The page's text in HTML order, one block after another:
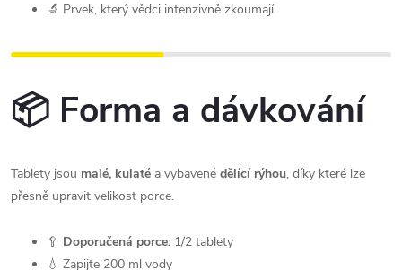
🔬 Prvek, který vědci intenzivně zkoumají
📦 Forma a dávkování
Tablety jsou malé, kulaté a vybavené dělící rýhou, díky které lze
přesně upravit velikost porce.
🥄 Doporučená porce: 1/2 tablety
💧 Zapijte 200 ml vody